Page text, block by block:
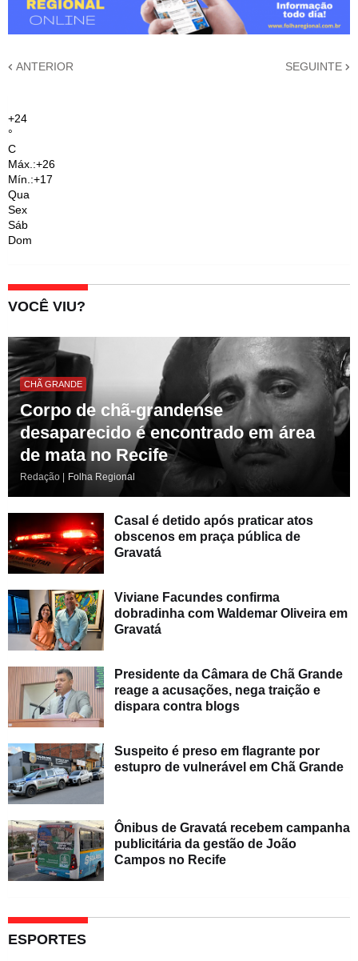
ANTERIOR SEGUINTE
+24
°
C
Máx.:+26
Mín.:+17
Qua
Sex
Sáb
Dom
VOCÊ VIU?
CHÃ GRANDE
Corpo de chã-grandense
desaparecido é encontrado em área
de mata no Recife
Redação | Folha Regional
Casal é detido após praticar atos
obscenos em praça pública de
Gravatá
Viviane Facundes confirma
dobradinha com Waldemar Oliveira em
Gravatá
Presidente da Câmara de Chã Grande
reage a acusações, nega traição e
dispara contra blogs
Suspeito é preso em flagrante por
estupro de vulnerável em Chã Grande
Ônibus de Gravatá recebem campanha
publicitária da gestão de João
Campos no Recife
ESPORTES